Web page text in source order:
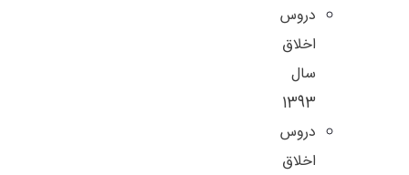
دروس
اخلاق
سال
1393
دروس
اخلاق